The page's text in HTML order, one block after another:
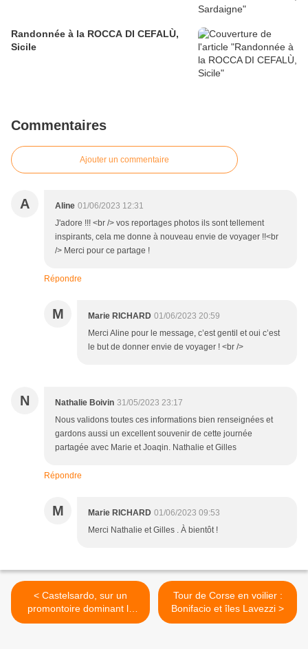
Randonnée à la ROCCA DI CEFALÙ,
Sicile
Commentaires
Ajouter un commentaire
A Aline 01/06/2023 12:31
J'adore !!! <br /> vos reportages photos ils sont tellement
inspirants, cela me donne à nouveau envie de voyager !!<br
/> Merci pour ce partage !
Répondre
M Marie RICHARD 01/06/2023 20:59
Merci Aline pour le message, c’est gentil et oui c’est
le but de donner envie de voyager ! <br />
N Nathalie Boivin 31/05/2023 23:17
Nous validons toutes ces informations bien renseignées et
gardons aussi un excellent souvenir de cette journée
partagée avec Marie et Joaqin. Nathalie et Gilles
Répondre
M Marie RICHARD 01/06/2023 09:53
Merci Nathalie et Gilles . À bientôt !
< Castelsardo, sur un
promontoire dominant la
mer
Tour de Corse en voilier :
Bonifacio et îles Lavezzi >